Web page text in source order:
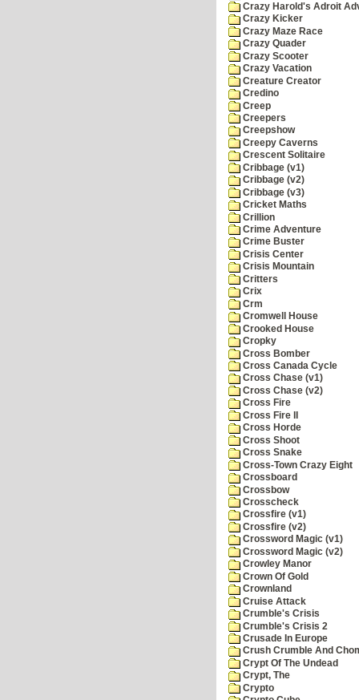
Crazy Harold's Adroit
Crazy Kicker
Crazy Maze Race
Crazy Quader
Crazy Scooter
Crazy Vacation
Creature Creator
Credino
Creep
Creepers
Creepshow
Creepy Caverns
Crescent Solitaire
Cribbage (v1)
Cribbage (v2)
Cribbage (v3)
Cricket Maths
Crillion
Crime Adventure
Crime Buster
Crisis Center
Crisis Mountain
Critters
Crix
Crm
Cromwell House
Crooked House
Cropky
Cross Bomber
Cross Canada Cycle
Cross Chase (v1)
Cross Chase (v2)
Cross Fire
Cross Fire II
Cross Horde
Cross Shoot
Cross Snake
Cross-Town Crazy Eight
Crossboard
Crossbow
Crosscheck
Crossfire (v1)
Crossfire (v2)
Crossword Magic (v1)
Crossword Magic (v2)
Crowley Manor
Crown Of Gold
Crownland
Cruise Attack
Crumble's Crisis
Crumble's Crisis 2
Crusade In Europe
Crush Crumble And
Crypt Of The Undead
Crypt, The
Crypto